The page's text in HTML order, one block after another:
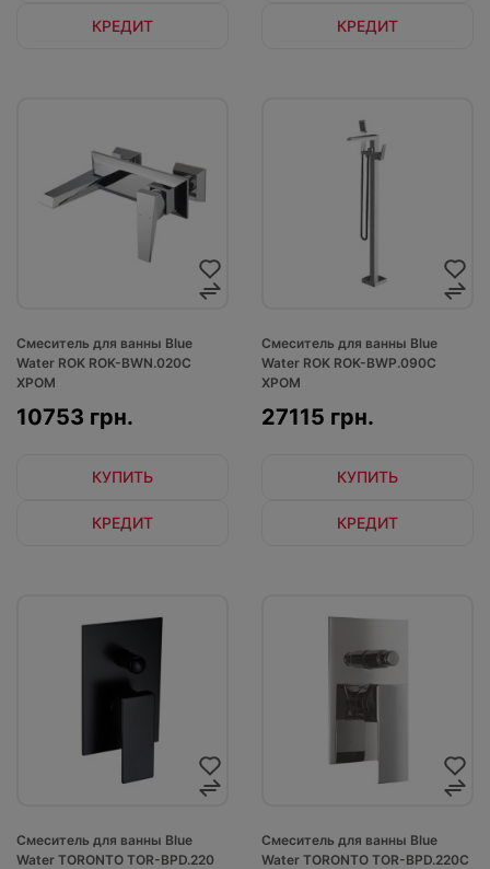
КРЕДИТ КРЕДИТ
Смеситель для ванны Blue
Water ROK ROK-BWN.020C
ХРОМ
10753 грн.
КУПИТЬ
КРЕДИТ
Смеситель для ванны Blue
Water ROK ROK-BWP.090C
ХРОМ
27115 грн.
КУПИТЬ
КРЕДИТ
Смеситель для ванны Blue
Water TORONTO TOR-BPD.220
Смеситель для ванны Blue
Water TORONTO TOR-BPD.220C